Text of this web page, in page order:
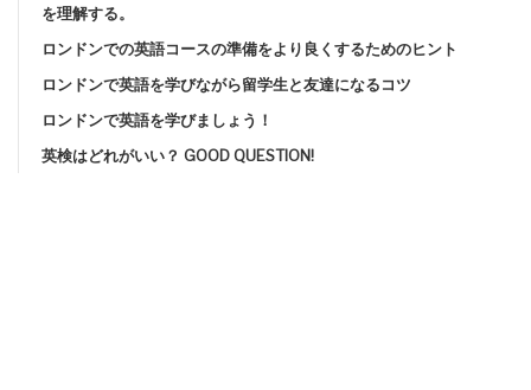
を理解する。
ロンドンでの英語コースの準備をより良くするためのヒント
ロンドンで英語を学びながら留学生と友達になるコツ
ロンドンで英語を学びましょう！
英検はどれがいい？ GOOD QUESTION!